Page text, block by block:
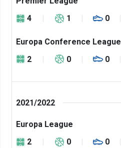
4
1 0
Europa Conference League
2
0 0
2021/2022
Europa League
2
0 0